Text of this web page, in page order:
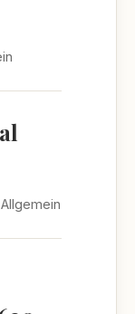
Allgemein